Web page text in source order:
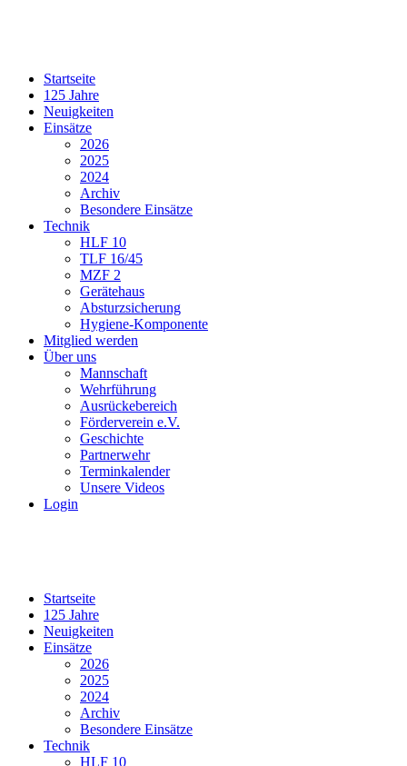
Startseite
125 Jahre
Neuigkeiten
Einsätze
2026
2025
2024
Archiv
Besondere Einsätze
Technik
HLF 10
TLF 16/45
MZF 2
Gerätehaus
Absturzsicherung
Hygiene-Komponente
Mitglied werden
Über uns
Mannschaft
Wehrführung
Ausrückebereich
Förderverein e.V.
Geschichte
Partnerwehr
Terminkalender
Unsere Videos
Login
Startseite
125 Jahre
Neuigkeiten
Einsätze
2026
2025
2024
Archiv
Besondere Einsätze
Technik
HLF 10